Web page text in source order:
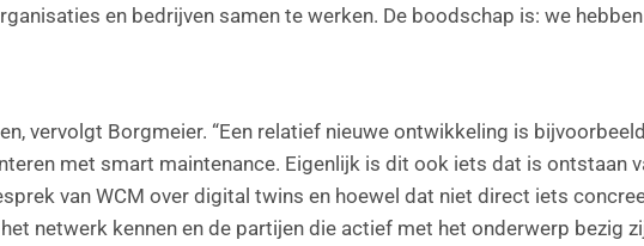
en bedrijven samen te werken. De boodschap is: we
vervolgt Borgmeier. “Een relatief nieuwe ontwikkeling is
met smart maintenance. Eigenlijk is dit ook iets dat is ontstaan
van WCM over digital twins en hoewel dat niet direct iets
netwerk kennen en de partijen die actief met het onderwerp bezig